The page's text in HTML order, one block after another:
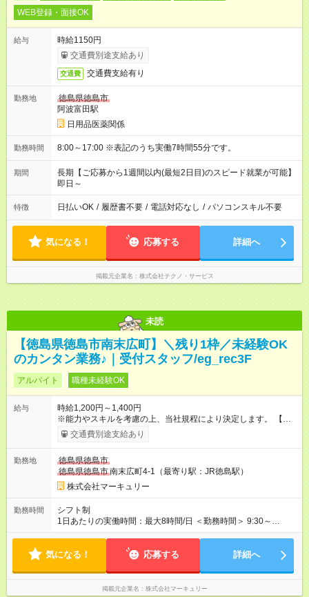
WEB登録・面接OK
給与
時給1150円
交通費別途支給あり
交通費 交通費支給有り
勤務地
徳島県徳島市
阿波富田駅
日用品医薬関係
勤務時間 8:00～17:00 ※表記のうち実働7時間55分です。
期間
長期【ご応募から1週間以内(最短2日目)のスピード就業が可能】
即日～
特徴 日払いOK / 履歴書不要 / 電話対応なし / パソコンスキル不要
気になる！ 応募する 詳細へ
掲載元企業名 株式会社テクノ・サービス
未読
【徳島県徳島市南末広町】＼残り1枠／未経験OK
のカンタン業務♪｜受付スタッフ/eg_rec3F
アルバイト 職種未経験OK
給与
時給1,200円～1,400円
※能力やスキルを考慮の上、当社規程により決定します。 【試
用期間】試用期間あり 試用期間の長さ：3ヶ月 雇用形態、給与
は本採用時と同じです。
交通費別途支給あり
勤務地
徳島県徳島市
徳島県徳島市南末広町4-1（最寄り駅：JR徳島駅）
株式会社マーキュリー
勤務時間
シフト制
1日あたりの実働時間：最大8時間/日 ＜勤務時間＞ 9:30～
21:30（実働8時間／休憩1時間） ＜シフト例＞ ・早番：9:30～
両立もラクラク♪
気になる！ 応募する 詳細へ
掲載元企業名 株式会社マーキュリー